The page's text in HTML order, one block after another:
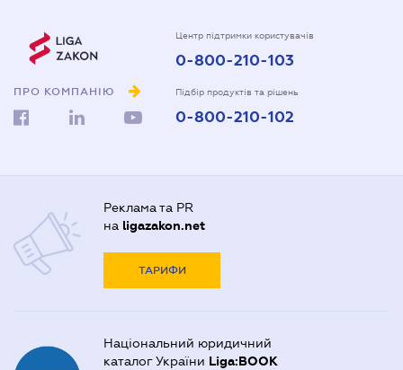
ПРО КОМПАНІЮ
Центр підтримки користувачів
0-800-210-103
Підбір продуктів та рішень
0-800-210-102
Реклама та PR
на ligazakon.net
ТАРИФИ
Національний юридичний
каталог України Liga:BOOK